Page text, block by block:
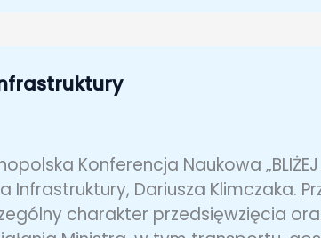
Konferencja Naukowa „BLIŻEJ
Dariusza Klimczaka.
charakter przedsięwzięcia